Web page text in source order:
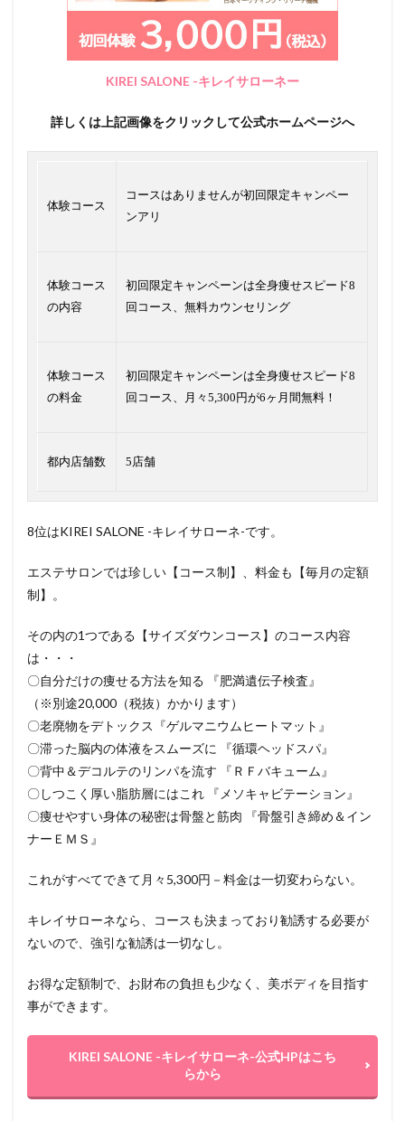
KIREI SALONE -キレイサローネー
詳しくは上記画像をクリックして公式ホームページへ
体験コース
コースはありませんが初回限定キャンペー
ンアリ
体験コース
の内容
初回限定キャンペーンは全身痩せスピード8
回コース、無料カウンセリング
体験コース
の料金
初回限定キャンペーンは全身痩せスピード8
回コース、月々5,300円が6ヶ月間無料！
都内店舗数 5店舗
8位はKIREI SALONE -キレイサローネ-です。
エステサロンでは珍しい【コース制】、料金も【毎月の定額
制】。
その内の1つである【サイズダウンコース】のコース内容
は・・・
〇自分だけの痩せる方法を知る 『肥満遺伝子検査』
（※別途20,000（税抜）かかります）
〇老廃物をデトックス『ゲルマニウムヒートマット』
〇滞った脳内の体液をスムーズに 『循環ヘッドスパ』
〇背中＆デコルテのリンパを流す 『ＲＦバキューム』
〇しつこく厚い脂肪層にはこれ 『メソキャビテーション』
〇痩せやすい身体の秘密は骨盤と筋肉 『骨盤引き締め＆イン
ナーＥＭＳ』
これがすべてできて月々5,300円－料金は一切変わらない。
キレイサローネなら、コースも決まっており勧誘する必要が
ないので、強引な勧誘は一切なし。
お得な定額制で、お財布の負担も少なく、美ボディを目指す
事ができます。
KIREI SALONE -キレイサローネ-公式HPはこち
らから